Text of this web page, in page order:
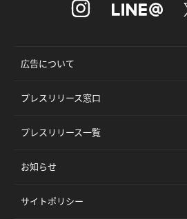
広告について
プレスリリース窓口
プレスリリース一覧
お知らせ
サイトポリシー